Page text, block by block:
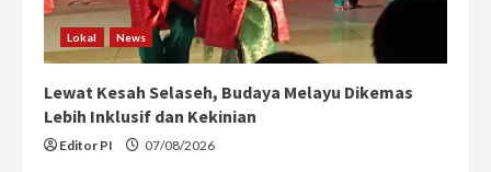
Lokal News
Lewat Kesah Selaseh, Budaya Melayu Dikemas
Lebih Inklusif dan Kekinian
Editor PI 07/08/2026